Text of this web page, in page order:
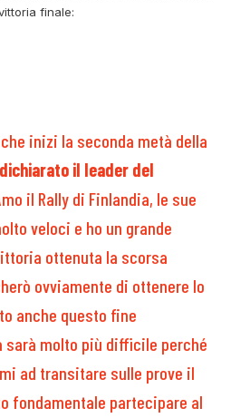
finale:
che inizi la seconda metà della
il leader del
il Rally di Finlandia, le sue
veloci e ho un grande
ottenuta la scorsa
ovviamente di ottenere lo
anche questo fine
sarà molto più difficile perché
ad transitare sulle prove il
fondamentale partecipare al